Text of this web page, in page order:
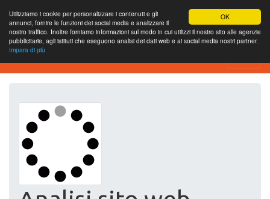
OK
Utilizziamo i cookie per personalizzare i contenuti e gli
annunci, fornire le funzioni dei social media e analizzare il
nostro traffico. Inoltre forniamo informazioni sul modo in cui utilizzi il nostro sito alle agenzie
pubblicitarie, agli istituti che eseguono analisi dei dati web e ai social media nostri partner.
Impara di più
Website-SEO-Überprüfung